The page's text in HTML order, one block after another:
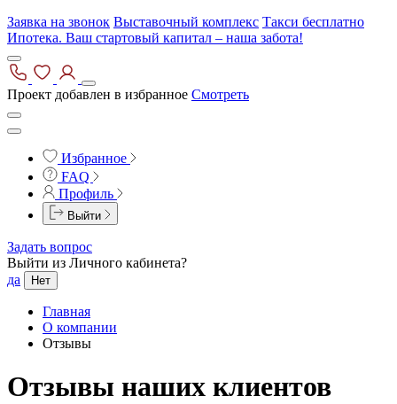
Заявка на звонок Выставочный комплекс Такси бесплатно
Ипотека. Ваш стартовый капитал – наша забота!
Проект добавлен в избранное Смотреть
Избранное
FAQ
Профиль
Выйти
Задать вопрос
Выйти из Личного кабинета?
да
Нет
Главная
О компании
Отзывы
Отзывы наших клиентов